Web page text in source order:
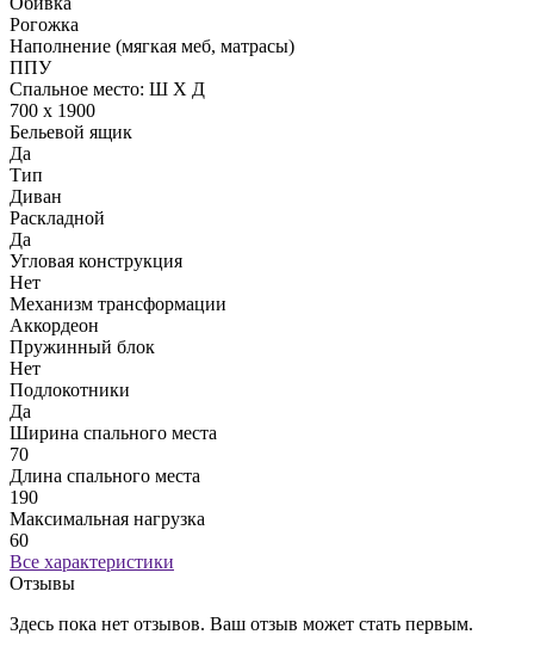
Рогожка
Наполнение (мягкая меб, матрасы)
ППУ
Спальное место: Ш Х Д
700 х 1900
Бельевой ящик
Да
Тип
Диван
Раскладной
Да
Угловая конструкция
Нет
Механизм трансформации
Аккордеон
Пружинный блок
Нет
Подлокотники
Да
Ширина спального места
70
Длина спального места
190
Максимальная нагрузка
60
Все характеристики
Отзывы
Здесь пока нет отзывов. Ваш отзыв может стать первым.